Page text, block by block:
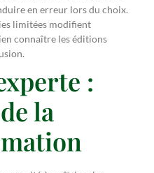
en erreur lors du choix.
limitées modifient
connaître les éditions
:
la